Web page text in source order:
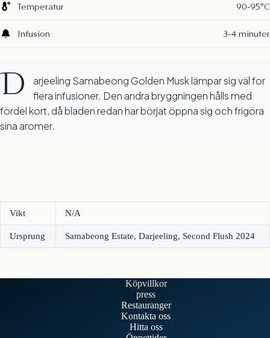
Temperatur 90-95°C
Infusion 3-4 minuter
D
arjeeling Samabeong Golden Musk lämpar sig väl for
flera infusioner. Den andra bryggningen hålls med
fördel kort, då bladen redan har börjat öppna sig och frigöra
sina aromer.
Vikt N/A
Ursprung Samabeong Estate, Darjeeling, Second Flush 2024
Köpvillkor
press
Restauranger
Kontakta oss
Hitta oss